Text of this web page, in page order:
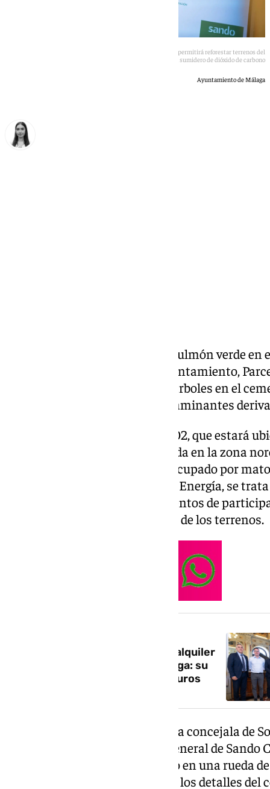
Un convenio entre Parcemasa y Sando Conservación y Energía permitirá reforestar terrenos del
cementerio de San Gabriel para crear un sumidero de dióxido de carbono
Ayuntamiento de Málaga
contará con un nuevo pulmón verde en
través del convenio entre el Ayuntamiento,
implantarán un total de 3.700 árboles en el
compensar las emisiones contaminantes
Se tratará de un sumidero de CO2, que estará
37.000 metros cuadrados situada en la zona
Actualmente ese espacio está ocupado por
empresa Sando Conservación y Energía, se
importante», y están muy contentos de
reforestación y mantenimiento de los terrenos.
Así serán las 244 viviendas de alquiler
asequible para jóvenes de Málaga: su
precio oscila entre 443 y 570 euros
El acuerdo ha sido firmado por la concejala de
Penélope Gómez, y el director general de
Gámiz, quienes han participado en una rueda
Málaga en donde han explicado los detalles del